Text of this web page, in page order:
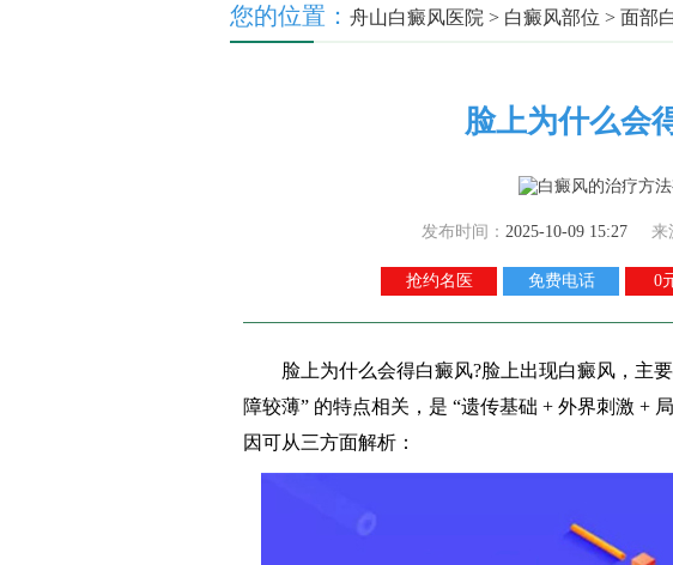
您的位置： 舟山白癜风医院 > 白癜风部位 > 面部
脸上为什么会
发布时间： 2025-10-09 15:27 来
抢约名医 免费电话 0
脸上为什么会得白癜风?脸上出现白癜风，主要
障较薄” 的特点相关，是 “遗传基础 + 外界刺激 +
因可从三方面解析：